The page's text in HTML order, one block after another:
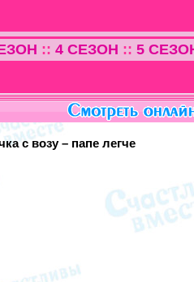
:: 4 СЕЗОН :: 5
с возу – папе легче